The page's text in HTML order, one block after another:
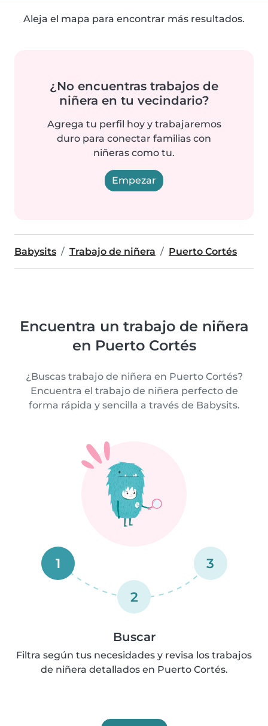
Aleja el mapa para encontrar más resultados.
¿No encuentras trabajos de
niñera en tu vecindario?
Agrega tu perfil hoy y trabajaremos
duro para conectar familias con
niñeras como tu.
Empezar
Babysits Trabajo de niñera Puerto Cortés
Encuentra un trabajo de niñera
en Puerto Cortés
¿Buscas trabajo de niñera en Puerto Cortés?
Encuentra el trabajo de niñera perfecto de
forma rápida y sencilla a través de Babysits.
1
2
3
Buscar
Filtra según tus necesidades y revisa los trabajos
de niñera detallados en Puerto Cortés.